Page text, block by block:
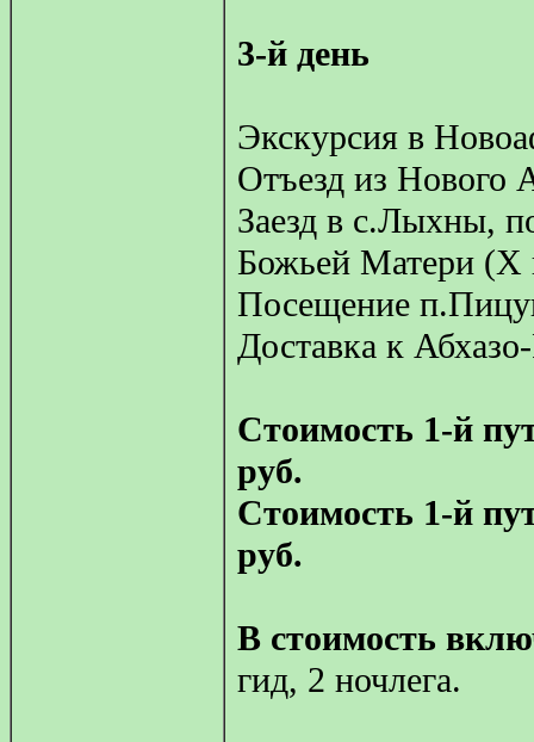
3-й день
Экскурсия в
Отъезд из Нового
Заезд в с.Лыхны,
Божьей Матери (Х
Посещение
Доставка к
Стоимость 1-й
руб.
Стоимость 1-й
руб.
В стоимость
гид, 2 ночлега.